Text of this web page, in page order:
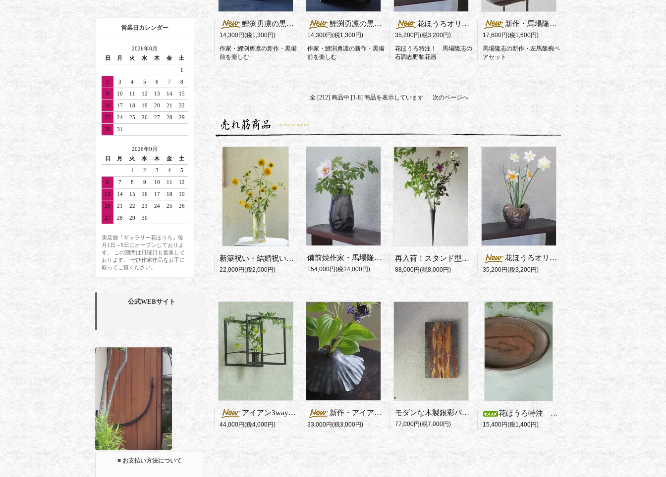
鯉渕勇凛の黒備前マグ（Long2)
14,300円(税1,300円)
作家・鯉渕勇凛の新作・黒備
前を楽しむ
鯉渕勇凛の黒備前マグ（Long)
14,300円(税1,300円)
作家・鯉渕勇凛の新作・黒備
前を楽しむ
花ほうろオリジナル 馬場隆志の花器
35,200円(税3,200円)
花ほうろ特注！ 馬場隆志の
石調志野釉花器
新作・馬場隆志の左馬飯椀（ペア）
17,600円(税1,600円)
馬場隆志の新作・左馬飯椀ペ
アセット
全 [212] 商品中 [1-8] 商品を表示しています 次のページへ
新築祝い・結婚祝いに筒型ガラス花瓶・Goldband
22,000円(税2,000円)
備前焼作家・馬場隆志の新作・窯変蒼花入れ
154,000円(税14,000円)
再入荷！スタンド型花器
88,000円(税8,000円)
花ほうろオリジナル 馬場隆志の花器
35,200円(税3,200円)
アイアン3way花器 Square（R）
44,000円(税4,000円)
新作・アイアン製一輪挿し
33,000円(税3,000円)
モダンな木製銀彩パネル
77,000円(税7,000円)
花ほうろ特注 藤田さんの備前パスタ皿
15,400円(税1,400円)
営業日カレンダー
2026年8月
日
月 火 水 木 金
土
1
2
3 4 5 6 7
8
9
10 11 12 13 14
15
16
17 18 19 20 21
22
23
24 25 26 27 28
29
30
31
2026年9月
日
月 火 水 木 金
土
1
2 3 4
5
6
7 8 9 10 11
12
13
14 15 16 17 18
19
20
21 22 23 24 25
26
27
28 29 30
実店舗『ギャラリー花ほうろ』毎
月1日～8日にオープンしておりま
す。 この期間は日曜日も営業して
おります。 ぜひ作家作品をお手に
取ってご覧ください。
公式WEBサイト
■ お支払い方法について